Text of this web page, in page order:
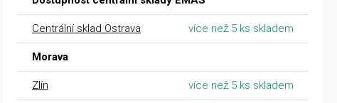
Centrální sklad Ostrava více než 5 ks skladem
Morava
Zlín více než 5 ks skladem